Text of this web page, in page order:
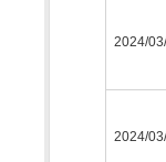
2024/
2024/